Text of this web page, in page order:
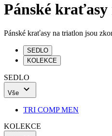
Pánské
Pánské kraťasy na triatlon jsou
SEDLO
KOLEKCE
SEDLO
Vše
TRI COMP MEN
KOLEKCE